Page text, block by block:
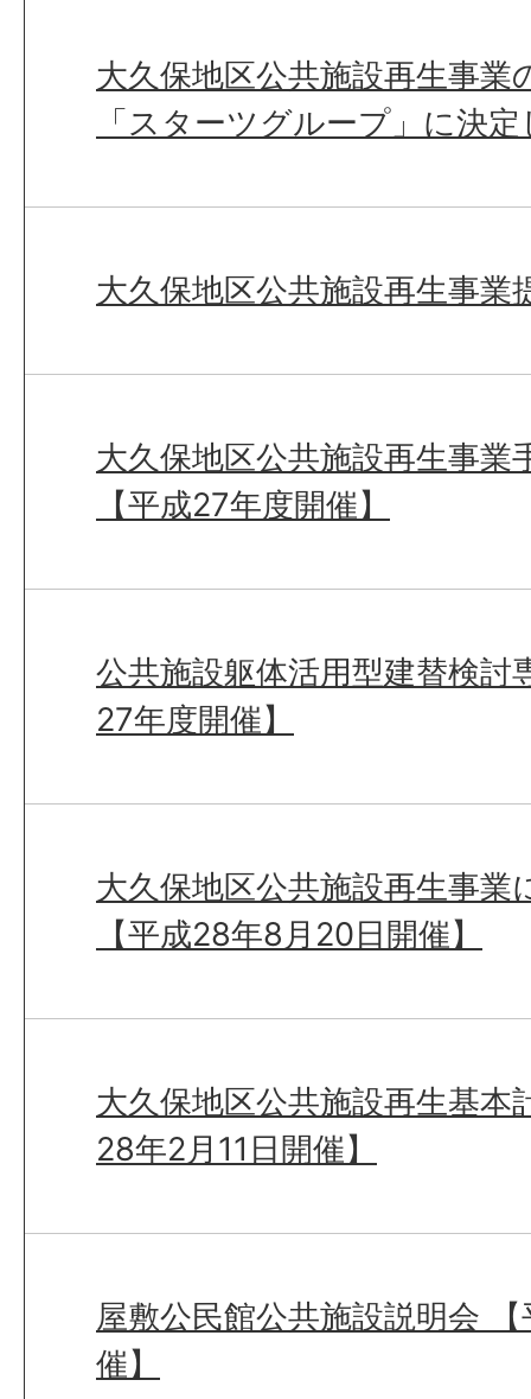
大久保地区公共施設再生事業
「スターツグループ」に決
大久保地区公共施設再生事業
大久保地区公共施設再生事業
【平成27年度開催】
公共施設躯体活用型建替検討
27年度開催】
大久保地区公共施設再生事業
【平成28年8月20日開催】
大久保地区公共施設再生基本
28年2月11日開催】
屋敷公民館公共施設説明会
催】